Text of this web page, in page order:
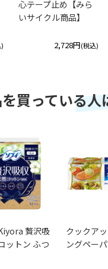
心テープ止め【みら
いサイクル商品】
2,728円(税込)
買っている
贅沢吸
ットン ふつ
クックア
ングペー